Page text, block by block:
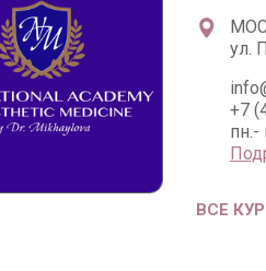
ул.
+7
пн.-
ВСЕ